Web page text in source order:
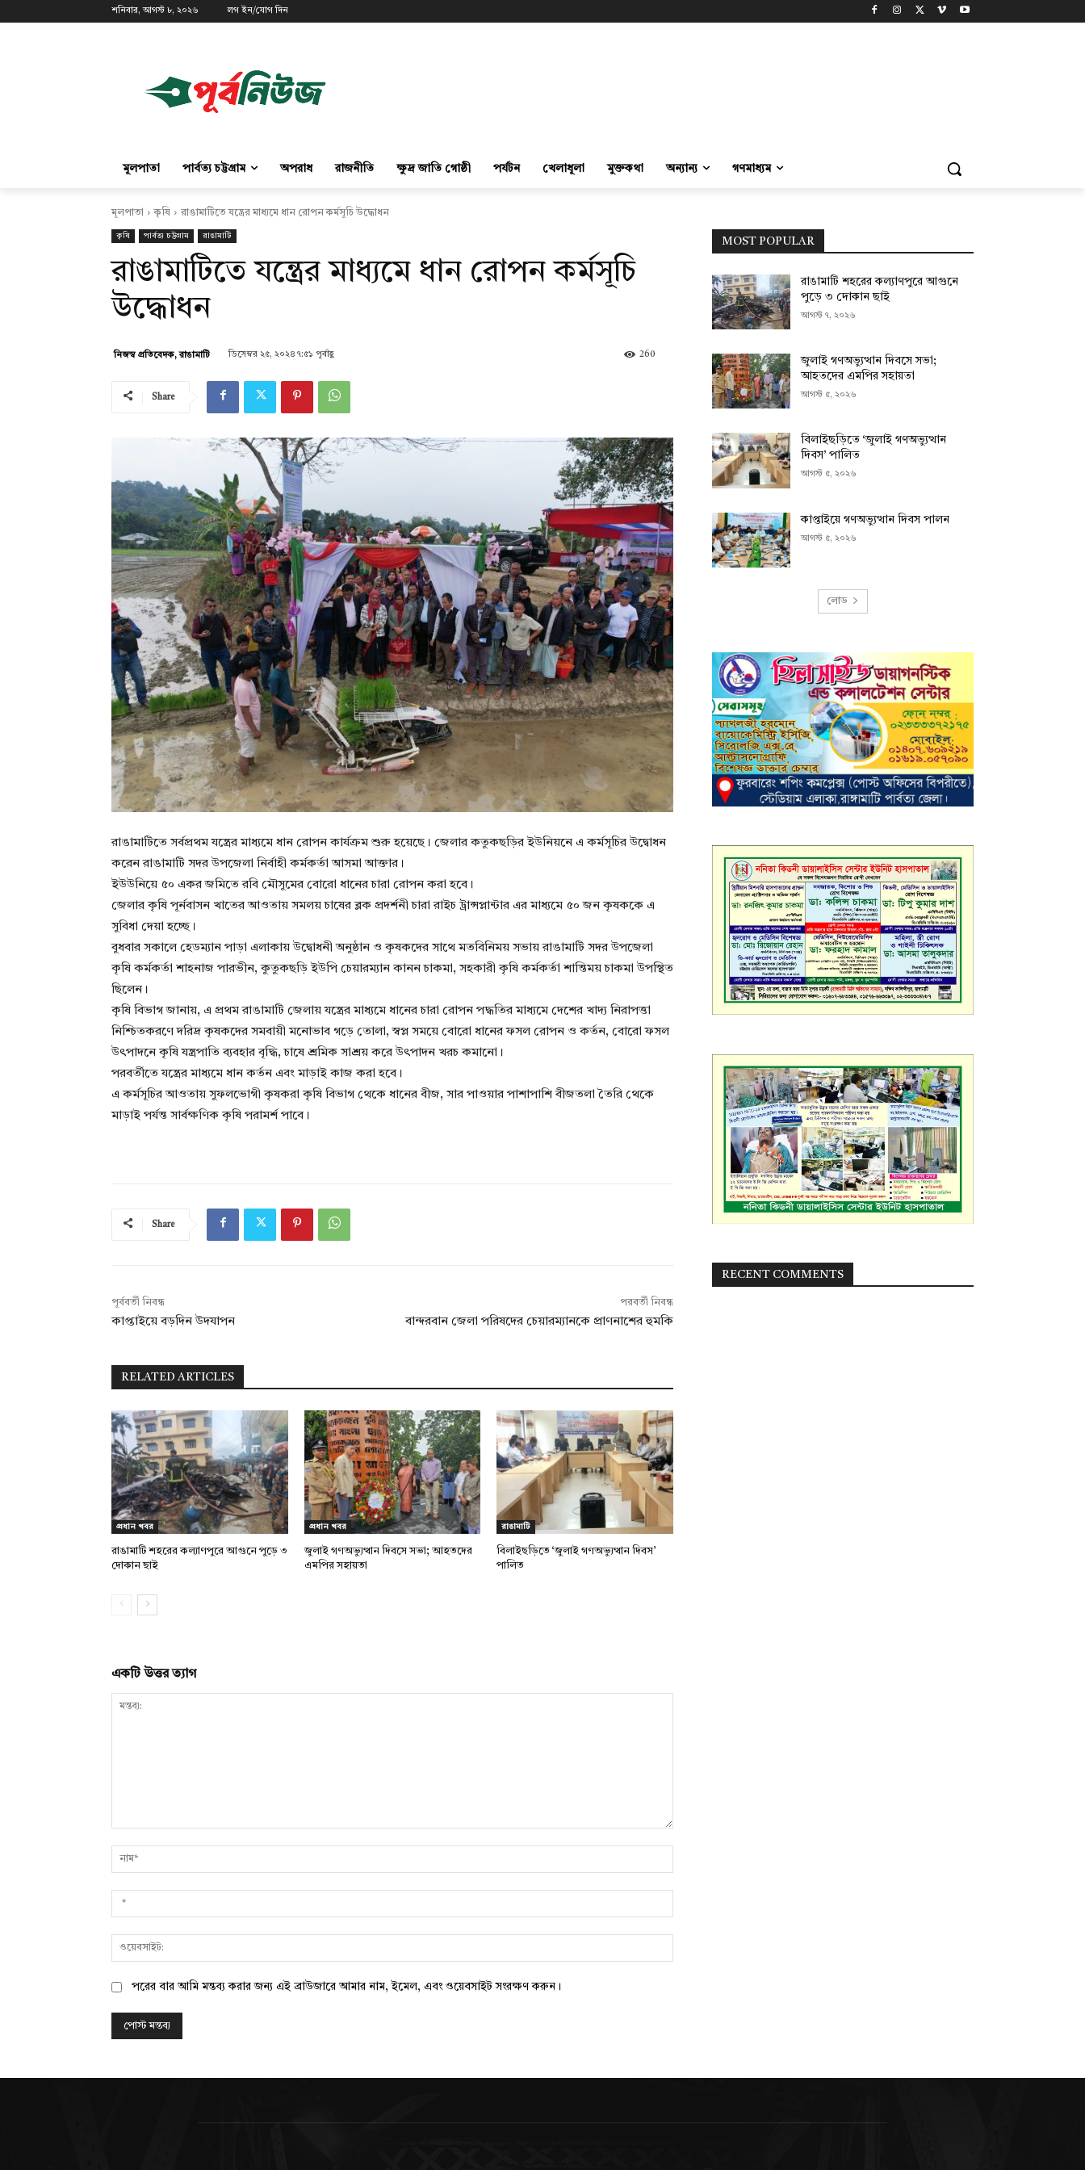
শনিবার, আগস্ট ৮, ২০২৬ লগ ইন/যোগ দিন
মূলপাতা পার্বত্য চট্টগ্রাম অপরাধ রাজনীতি ক্ষুদ্র জাতি গোষ্ঠী পর্যটন খেলাধূলা মুক্তকথা অন্যান্য গণমাধ্যম
মূলপাতা কৃষি রাঙামাটিতে যন্ত্রের মাধ্যমে ধান রোপন কর্মসূচি উদ্ধোধন
কৃষি পার্বত্য চট্টগ্রাম রাঙামাটি
রাঙামাটিতে যন্ত্রের মাধ্যমে ধান রোপন কর্মসূচি
উদ্ধোধন
নিজস্ব প্রতিবেদক, রাঙামাটি ডিসেম্বর ২৫, ২০২৪ ৭:৫১ পূর্বাহ্ণ 260
Share
রাঙামাটিতে সর্বপ্রথম যন্ত্রের মাধ্যমে ধান রোপন কার্যক্রম শুরু হয়েছে। জেলার কতুকছড়ির ইউনিয়নে এ কর্মসূচির উদ্বোধন
করেন রাঙামাটি সদর উপজেলা নির্বাহী কর্মকর্তা আসমা আক্তার।
ইউউনিয়ে ৫০ একর জমিতে রবি মৌসুমের বোরাে ধানের চারা রোপন করা হবে।
জেলার কৃষি পূর্নবাসন খাতের আওতায় সমলয় চাষের ব্লক প্রদর্শনী চারা রাইচ ট্রান্সপ্লান্টার এর মাধ্যমে ৫০ জন কৃষককে এ
সুবিধা দেয়া হচ্ছে।
বুধবার সকালে হেডম্যান পাড়া এলাকায় উদ্বোধনী অনুষ্ঠান ও কৃষকদের সাথে মতবিনিময় সভায় রাঙামাটি সদর উপজেলা
কৃষি কর্মকর্তা শাহনাজ পারভীন, কুতুকছড়ি ইউপি চেয়ারম্যান কানন চাকমা, সহকারী কৃষি কর্মকর্তা শান্তিময় চাকমা উপস্থিত
ছিলেন।
কৃষি বিভাগ জানায়, এ প্রথম রাঙামাটি জেলায় যন্ত্রের মাধ্যমে ধানের চারা রোপন পদ্ধতির মাধ্যমে দেশের খাদ্য নিরাপত্তা
নিশ্চিতকরণে দরিদ্র কৃষকদের সমবায়ী মনোভাব গড়ে তোলা, স্বপ্ল সময়ে বোরো ধানের ফসল রোপন ও কর্তন, বোরো ফসল
উৎপাদনে কৃষি যন্ত্রপাতি ব্যবহার বৃদ্ধি, চাষে শ্রমিক সাশ্রয় করে উৎপাদন খরচ কমানো।
পরবর্তীতে যন্ত্রের মাধ্যমে ধান কর্তন এবং মাড়াই কাজ করা হবে।
এ কর্মসূচির আওতায় সুফলভোগী কৃষকরা কৃষি বিভাগ থেকে ধানের বীজ, সার পাওয়ার পাশাপাশি বীজতলা তৈরি থেকে
মাড়াই পর্যন্ত সার্বক্ষণিক কৃষি পরামর্শ পাবে।
Share
পূর্ববর্তী নিবন্ধ
কাপ্তাইয়ে বড়দিন উদযাপন
পরবর্তী নিবন্ধ
বান্দরবান জেলা পরিষদের চেয়ারম্যানকে প্রাণনাশের হুমকি
RELATED ARTICLES
প্রধান খবর
রাঙামাটি শহরের কল্যাণপুরে আগুনে পুড়ে ৩
দোকান ছাই
প্রধান খবর
জুলাই গণঅভ্যুত্থান দিবসে সভা; আহতদের
এমপির সহায়তা
রাঙামাটি
বিলাইছড়িতে ‘জুলাই গণঅভ্যুত্থান দিবস’
পালিত
একটি উত্তর ত্যাগ
পরের বার আমি মন্তব্য করার জন্য এই ব্রাউজারে আমার নাম, ইমেল, এবং ওয়েবসাইট সংরক্ষণ করুন।
MOST POPULAR
রাঙামাটি শহরের কল্যাণপুরে আগুনে
পুড়ে ৩ দোকান ছাই
আগস্ট ৭, ২০২৬
জুলাই গণঅভ্যুত্থান দিবসে সভা;
আহতদের এমপির সহায়তা
আগস্ট ৫, ২০২৬
বিলাইছড়িতে ‘জুলাই গণঅভ্যুত্থান
দিবস’ পালিত
আগস্ট ৫, ২০২৬
কাপ্তাইয়ে গণঅভ্যুত্থান দিবস পালন
আগস্ট ৫, ২০২৬
লোড
RECENT COMMENTS